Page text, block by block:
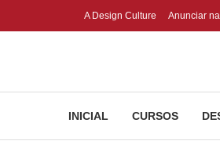
A Design Culture Anunciar
INICIAL CURSOS